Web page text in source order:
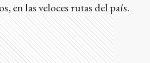
en las veloces rutas del país.